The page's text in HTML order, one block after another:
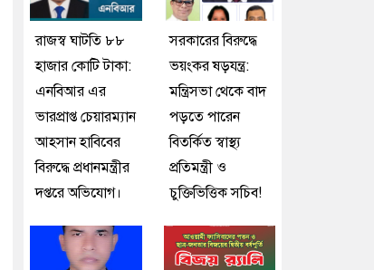
রাজস্ব ঘাটতি ৮৮
হাজার কোটি টাকা:
এনবিআর এর
ভারপ্রাপ্ত চেয়ারম্যান
আহসান হাবিবের
বিরুদ্ধে প্রধানমন্ত্রীর
দপ্তরে অভিযোগ।
সরকারের বিরুদ্ধে
ভয়ংকর ষড়যন্ত্র:
মন্ত্রিসভা থেকে বাদ
পড়তে পারেন
বিতর্কিত স্বাস্থ্য
প্রতিমন্ত্রী ও
চুক্তিভিত্তিক সচিব!